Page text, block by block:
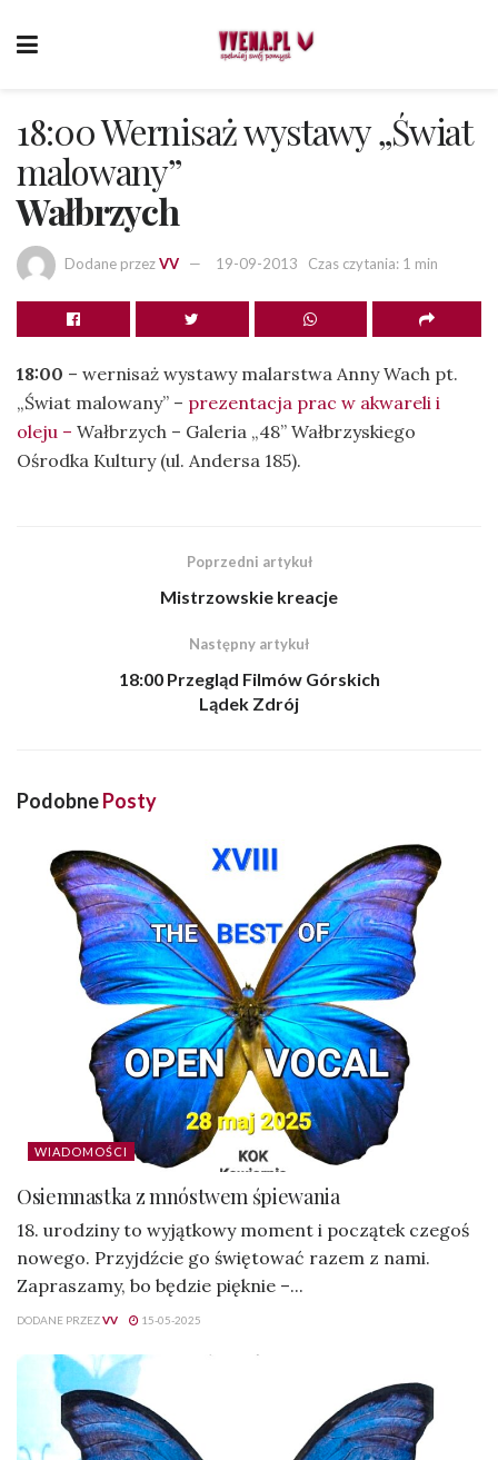
18:00 Wernisaż wystawy „Świat
malowany”
Wałbrzych
Dodane przezVV 19-09-2013 Czas czytania: 1 min
18:00 – wernisaż wystawy malarstwa Anny Wach pt.
„Świat malowany” – prezentacja prac w akwareli i
oleju – Wałbrzych – Galeria „48” Wałbrzyskiego
Ośrodka Kultury (ul. Andersa 185).
Poprzedni artykuł
Mistrzowskie kreacje
Następny artykuł
18:00 Przegląd Filmów Górskich
Lądek Zdrój
PodobnePosty
WIADOMOŚCI
Osiemnastka z mnóstwem śpiewania
18. urodziny to wyjątkowy moment i początek czegoś
nowego. Przyjdźcie go świętować razem z nami.
Zapraszamy, bo będzie pięknie –...
DODANE PRZEZVV 15-05-2025